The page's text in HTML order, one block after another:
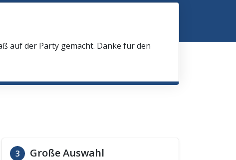
auf der Party gemacht. Danke für den
3 Große Auswahl